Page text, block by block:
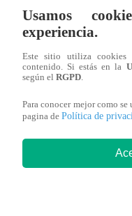
Usamos
experiencia.
Este sitio utiliza cookies
contenido. Si estás en la
según el RGPD.
Para conocer mejor como
pagina de Política de